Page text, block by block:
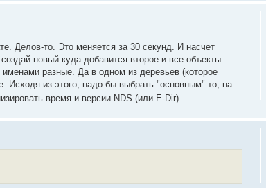
Делов-то. Это меняется за 30 секунд. И насчет
новый куда добавится второе и все объекты
именами разные. Да в одном из деревьев (которое
Исходя из этого, надо бы выбрать "основным" то, на
время и версии NDS (или E-Dir)